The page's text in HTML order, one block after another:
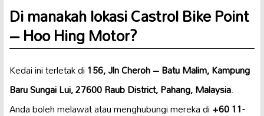
Di manakah lokasi Castrol Bike Point
– Hoo Hing Motor?
Kedai ini terletak di156, Jln Cheroh – Batu Malim, Kampung
Baru Sungai Lui, 27600 Raub District, Pahang, Malaysia.
Anda boleh melawat atau menghubungi mereka di+60 11-